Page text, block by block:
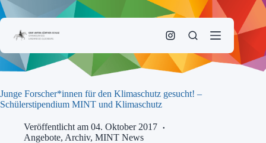
Zum
Inhalt
Junge Forscher*innen für den Klimaschutz gesucht! –
Schülerstipendium MINT und Klimaschutz
Veröffentlicht am 04. Oktober 2017
Angebote, Archiv, MINT News